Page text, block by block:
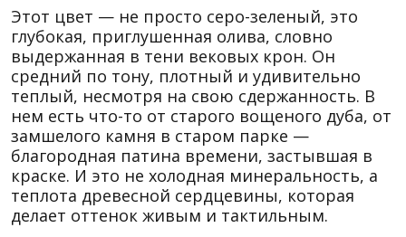
Этот цвет — не просто серо-зеленый, это
глубокая, приглушенная олива, словно
выдержанная в тени вековых крон. Он
средний по тону, плотный и удивительно
теплый, несмотря на свою сдержанность. В
нем есть что-то от старого вощеного дуба, от
замшелого камня в старом парке —
благородная патина времени, застывшая в
краске. И это не холодная минеральность, а
теплота древесной сердцевины, которая
делает оттенок живым и тактильным.